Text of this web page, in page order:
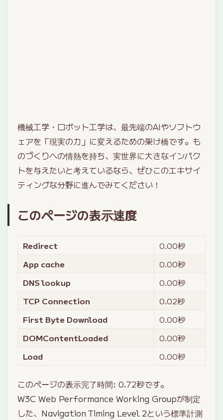
機械工学・ロボット工学は、最先端のAIやソフトウ
ェアを「現実の力」に変えるための架け橋です。も
のづくりへの情熱を持ち、実世界に大きなインパク
トを与えたいと考えているなら、ぜひこのエキサイ
ティングな分野に進んでみてください！
このページの表示速度
Redirect 0.00秒
App cache
0.00秒
DNS lookup
0.00秒
TCP Connection
0.02秒
First Byte Download
0.00秒
DOMContentLoaded
0.00秒
Load
0.00秒
このページの表示完了時間: 0.72秒です。
W3C Web Performance Working Groupが制定
した、 Navigation Timing Level 2という標準計測